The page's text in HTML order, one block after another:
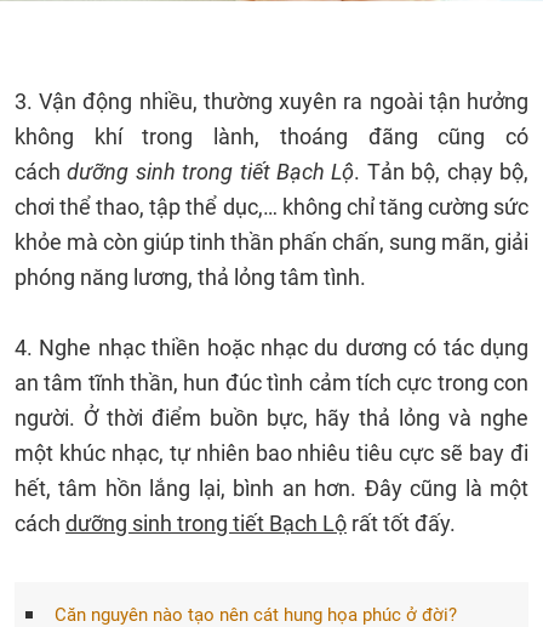
3. Vận động nhiều, thường xuyên ra ngoài tận hưởng
không khí trong lành, thoáng đãng cũng có
cáchdưỡng sinh trong tiết Bạch Lộ. Tản bộ, chạy bộ,
chơi thể thao, tập thể dục,… không chỉ tăng cường sức
khỏe mà còn giúp tinh thần phấn chấn, sung mãn, giải
phóng năng lương, thả lỏng tâm tình.
4. Nghe nhạc thiền hoặc nhạc du dương có tác dụng
an tâm tĩnh thần, hun đúc tình cảm tích cực trong con
người. Ở thời điểm buồn bực, hãy thả lỏng và nghe
một khúc nhạc, tự nhiên bao nhiêu tiêu cực sẽ bay đi
hết, tâm hồn lắng lại, bình an hơn. Đây cũng là một
cách dưỡng sinh trong tiết Bạch Lộ rất tốt đấy.
Căn nguyên nào tạo nên cát hung họa phúc ở đời?